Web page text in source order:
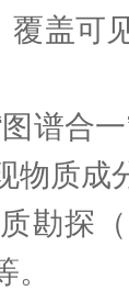
覆盖可
合一
物质成
探（